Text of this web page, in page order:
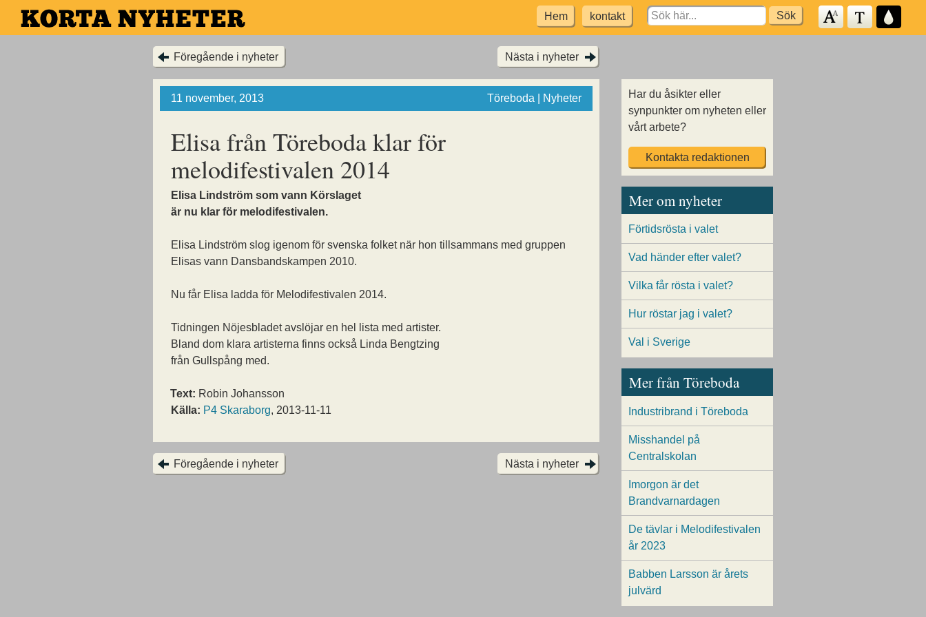
Hoppa
till
Hem kontakt
Search
for:
Föregående i nyheter Nästa i nyheter
11 november, 2013 Töreboda | Nyheter
Elisa från Töreboda klar för
melodifestivalen 2014
Elisa Lindström som vann Körslaget
är nu klar för melodifestivalen.
Elisa Lindström slog igenom för svenska folket när hon tillsammans med gruppen
Elisas vann Dansbandskampen 2010.
Nu får Elisa ladda för Melodifestivalen 2014.
Tidningen Nöjesbladet avslöjar en hel lista med artister.
Bland dom klara artisterna finns också Linda Bengtzing
från Gullspång med.
Text: Robin Johansson
Källa: P4 Skaraborg, 2013-11-11
Föregående i nyheter Nästa i nyheter
Har du åsikter eller
synpunkter om nyheten eller
vårt arbete?
Kontakta redaktionen
Mer om nyheter
Förtidsrösta i valet
Vad händer efter valet?
Vilka får rösta i valet?
Hur röstar jag i valet?
Val i Sverige
Mer från Töreboda
Industribrand i Töreboda
Misshandel på
Centralskolan
Imorgon är det
Brandvarnardagen
De tävlar i Melodifestivalen
år 2023
Babben Larsson är årets
julvärd